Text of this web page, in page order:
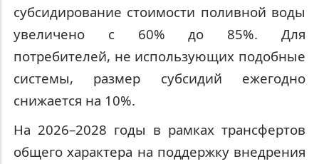
субсидирование стоимости поливной воды
увеличено с 60% до 85%. Для
потребителей, не использующих подобные
системы, размер субсидий ежегодно
снижается на 10%.
На 2026–2028 годы в рамках трансфертов
общего характера на поддержку внедрения